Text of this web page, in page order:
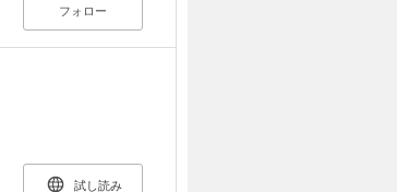
フォロー
試し読み